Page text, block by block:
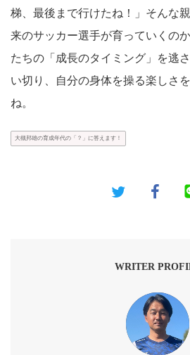
梯、最後まで行けたね！」そんな
来のサッカー選手が育っていくの
たちの「成長のタイミング」を逃
い切り、自分の身体を操る楽しさ
ね。
大槻邦雄の育成年代の「？」に答えます！
WRITER